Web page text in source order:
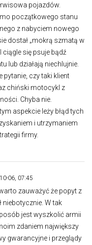
pojazdów.
początkowego stanu
z nabyciem nowego
dostał „mokrą szmatą w
się psuje bądź
lub działają niechlujnie.
pytanie, czy taki klient
chiński motocykl z
Chyba nie.
aspekcie leży błąd tych
i utrzymaniem
firmy.
06, 07:45
zauważyć że popyt z
niebotycznie. W tak
jest wyszkolić armii
zdaniem największy
gwarancyjne i przeglądy